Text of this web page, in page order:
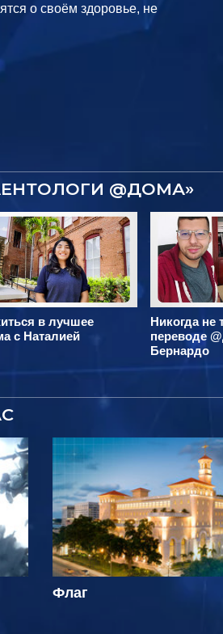
о своём здоровье, не
@ДОМА»
в лучшее
с Наталией
Никогда не
переводе
Бернардо
Флаг